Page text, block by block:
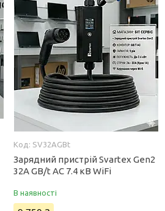
SV32AGBt
Зарядний пристрій Svartex Gen2
32A GB/t AC 7.4 кВ WiFi
В наявності